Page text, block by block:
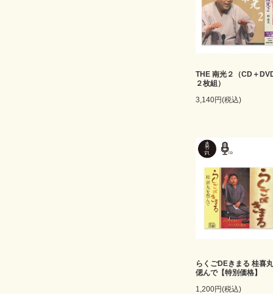
THE 南光２（CD＋
２枚組）
3,140円(税込)
らくごDEきまる 桂喜
偲んで【特別価格】
1,200円(税込)